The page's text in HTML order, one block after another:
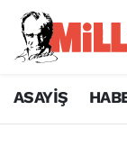
ASAYİŞ